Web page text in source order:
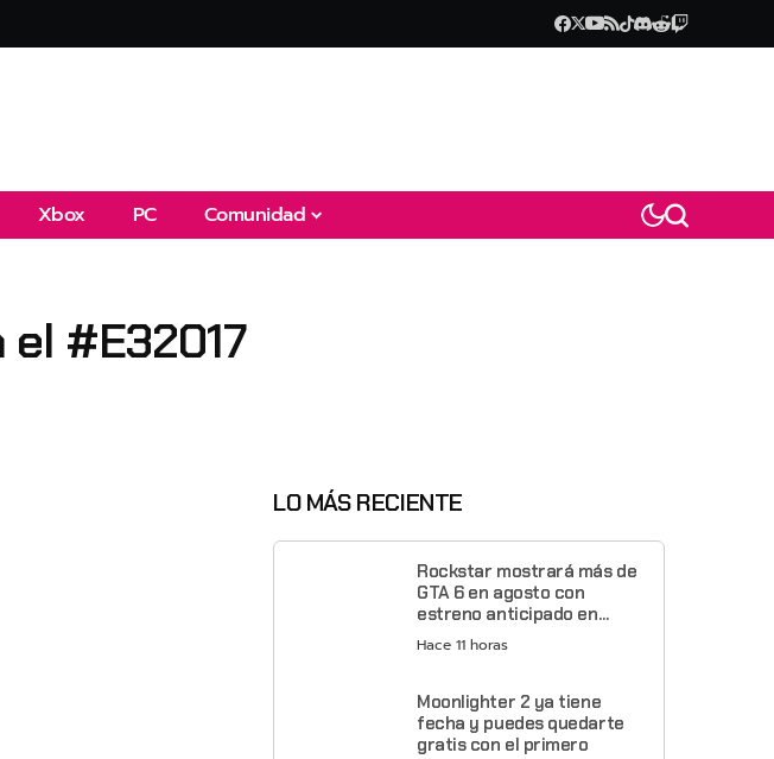
Xbox PC Comunidad
#E32017
LO MÁS RECIENTE
Rockstar mostrará más de
GTA 6 en agosto con
estreno anticipado en
Netflix
Hace 11 horas
Moonlighter 2 ya tiene
fecha y puedes quedarte
gratis con el primero